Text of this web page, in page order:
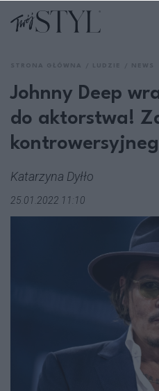
Johnny Deep
do aktorstwa!
Katarzyna Dyłło
25.01.2022 11:10